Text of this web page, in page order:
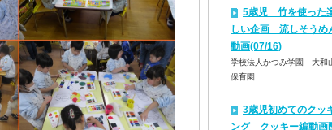
5歳児 竹を使った
しい企画 流しそうめ
動画(07/16)
学校法人かつみ学園 大和
保育園
3歳児初めてのクッ
ング クッキー編動画